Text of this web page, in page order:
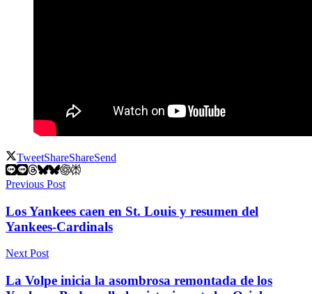
TweetShareShareSend
Previous Post
Los Yankees caen en St. Louis y resumen del
Yankees-Cardinals
Next Post
La Volpe inicia la asombrosa remontada de los